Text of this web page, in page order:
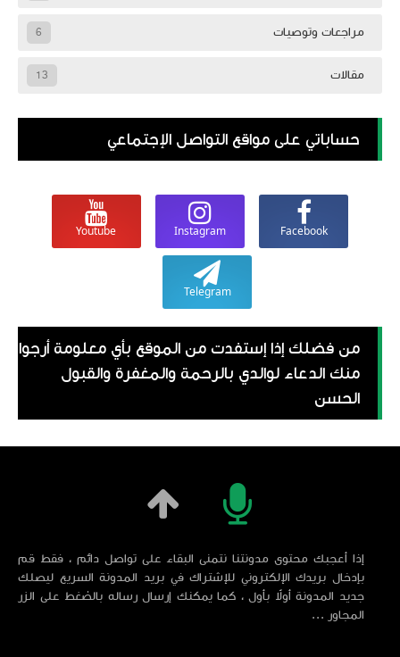
مراجعات وتوصيات 6
مقالات 13
حساباتي على مواقع التواصل الإجتماعي
Facebook
Instagram
Youtube
Telegram
من فضلك إذا إستفدت من الموقع بأي معلومة أرجوا
منك الدعاء لوالدي بالرحمة والمغفرة والقبول
الحسن
إذا أعجبك محتوى مدونتنا نتمنى البقاء على تواصل دائم ، فقط قم
بإدخال بريدك الإلكتروني للإشتراك في بريد المدونة السريع ليصلك
جديد المدونة أولاً بأول ، كما يمكنك إرسال رساله بالضغط على الزر
المجاور ...